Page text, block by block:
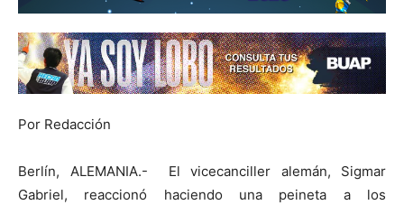
Por Redacción
Berlín, ALEMANIA.- El vicecanciller alemán, Sigmar
Gabriel, reaccionó haciendo una peineta a los